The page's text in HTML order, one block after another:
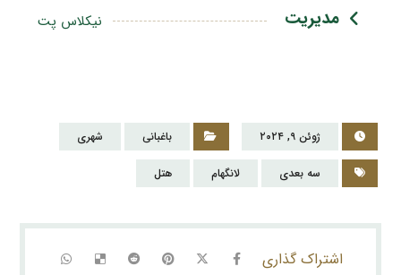
مدیریت نیکلاس پت
ژوئن ۹, ۲۰۲۴ باغبانی شهری
سه بعدی لانگهام هتل